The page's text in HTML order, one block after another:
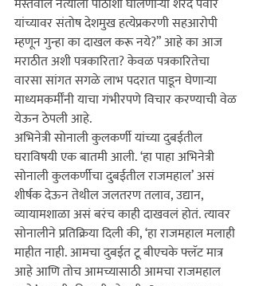
मस्तवाल नेत्याला पाठीशी घालणाऱ्या शरद पवार
यांच्यावर संतोष देशमुख हत्येप्रकरणी सहआरोपी
म्हणून गुन्हा का दाखल करू नये?” आहे का आज
मराठीत अशी पत्रकारिता? केवळ पत्रकारितेचा
वारसा सांगत सगळे लाभ पदरात पाडून घेणाऱ्या
माध्यमकर्मींनी याचा गंभीरपणे विचार करण्याची वेळ
येऊन ठेपली आहे.
अभिनेत्री सोनाली कुलकर्णी यांच्या दुबईतील
घराविषयी एक बातमी आली. ‘हा पाहा अभिनेत्री
सोनाली कुलकर्णीचा दुबईतील राजमहाल’ असं
शीर्षक देऊन तेथील जलतरण तलाव, उद्यान,
व्यायामशाळा असं बरंच काही दाखवलं होतं. त्यावर
सोनालीने प्रतिक्रिया दिली की, ‘हा राजमहाल मलाही
माहीत नाही. आमचा दुबईत टू बीएचके फ्लॅट मात्र
आहे आणि तोच आमच्यासाठी आमचा राजमहाल